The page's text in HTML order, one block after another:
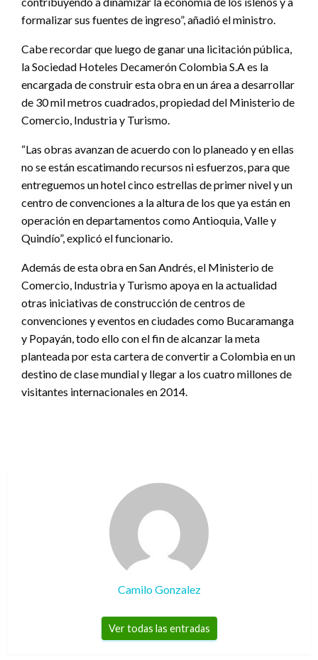
formalizar sus fuentes de ingreso”, añadió el ministro.
Cabe recordar que luego de ganar una licitación pública,
la Sociedad Hoteles Decamerón Colombia S.A es la
encargada de construir esta obra en un área a desarrollar
de 30 mil metros cuadrados, propiedad del Ministerio de
Comercio, Industria y Turismo.
“Las obras avanzan de acuerdo con lo planeado y en ellas
no se están escatimando recursos ni esfuerzos, para que
entreguemos un hotel cinco estrellas de primer nivel y un
centro de convenciones a la altura de los que ya están en
operación en departamentos como Antioquia, Valle y
Quindío”, explicó el funcionario.
Además de esta obra en San Andrés, el Ministerio de
Comercio, Industria y Turismo apoya en la actualidad
otras iniciativas de construcción de centros de
convenciones y eventos en ciudades como Bucaramanga
y Popayán, todo ello con el fin de alcanzar la meta
planteada por esta cartera de convertir a Colombia en un
destino de clase mundial y llegar a los cuatro millones de
visitantes internacionales en 2014.
Camilo Gonzalez
Ver todas las entradas